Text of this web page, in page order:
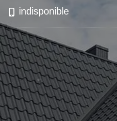
indisponible